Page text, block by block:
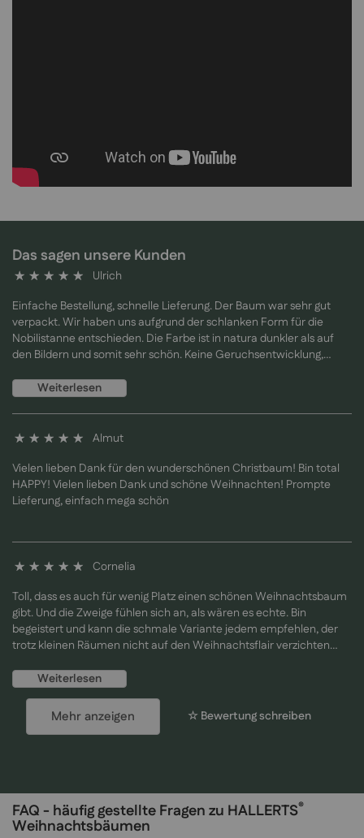
Das sagen unsere Kunden
Ulrich
Einfache Bestellung, schnelle Lieferung. Der Baum war sehr gut
verpackt. Wir haben uns aufgrund der schlanken Form für die
Nobilistanne entschieden. Die Farbe ist in natura dunkler als auf
den Bildern und somit sehr schön. Keine Geruchsentwicklung,
Einschränkung weiterzuempfehlen.
Weiterlesen
Almut
Vielen lieben Dank für den wunderschönen Christbaum! Bin total
HAPPY! Vielen lieben Dank und schöne Weihnachten! Prompte
Lieferung, einfach mega schön
Cornelia
Toll, dass es auch für wenig Platz einen schönen Weihnachtsbaum
gibt. Und die Zweige fühlen sich an, als wären es echte. Bin
begeistert und kann die schmale Variante jedem empfehlen, der
trotz kleinen Räumen nicht auf den Weihnachtsflair verzichten
Weiterlesen
Mehr anzeigen ☆ Bewertung schreiben
FAQ - häufig gestellte Fragen zu HALLERTS®
Weihnachtsbäumen